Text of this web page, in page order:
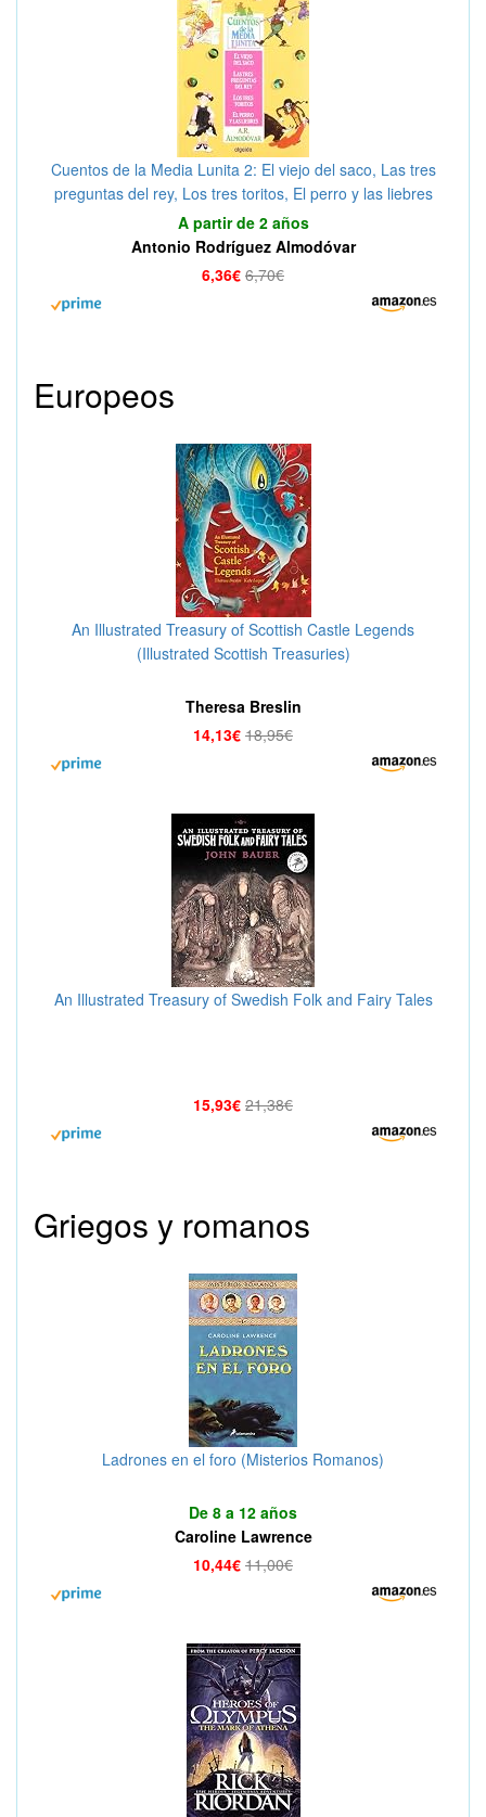
Cuentos de la Media Lunita 2: El viejo del saco, Las tres
preguntas del rey, Los tres toritos, El perro y las liebres
(Infantil - Juvenil - Cuentos De La Media Lunita)
A partir de 2 años
Antonio Rodríguez Almodóvar
6,36€ 6,70€
Europeos
An Illustrated Treasury of Scottish Castle Legends
(Illustrated Scottish Treasuries)
Theresa Breslin
14,13€ 18,95€
An Illustrated Treasury of Swedish Folk and Fairy Tales
15,93€ 21,38€
Griegos y romanos
Ladrones en el foro (Misterios Romanos)
De 8 a 12 años
Caroline Lawrence
10,44€ 11,00€